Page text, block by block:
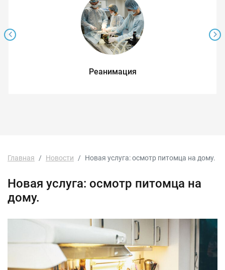
Реанимация
Главная Новости Новая услуга: осмотр питомца на дому.
Новая услуга: осмотр питомца на
дому.